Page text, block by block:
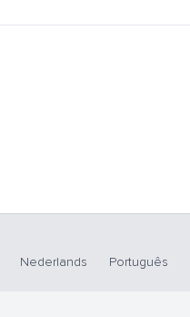
Nederlands Português